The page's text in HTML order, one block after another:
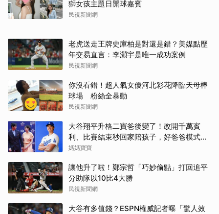
獅女孩主題日開球嘉賓
民視新聞網
老虎送走王牌史庫柏是對還是錯？美媒點歷
年交易直言：李灝宇是唯一成功案例
民視新聞網
你沒看錯！超人氣女優河北彩花降臨天母棒
球場 粉絲全暴動
民視新聞網
大谷翔平升格二寶爸後變了！改開千萬賓
利、比賽結束秒回家陪孩子，好爸爸模式全
開
媽媽寶寶
讓他升了啦！鄭宗哲「巧妙偷點」打回追平
分助隊以10比4大勝
民視新聞網
大谷有多值錢？ESPN權威記者曝「驚人效